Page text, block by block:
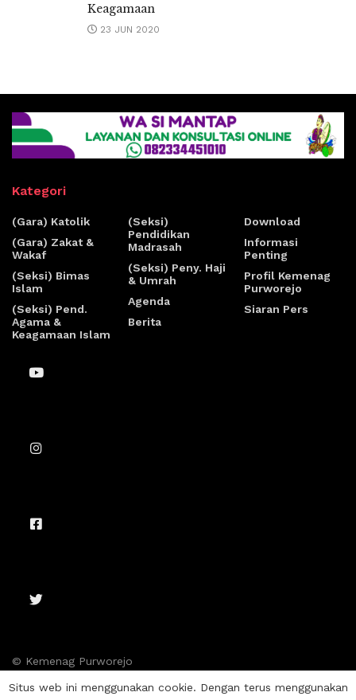
Keagamaan
23 JUN 2020
Kategori
(Gara) Katolik
(Gara) Zakat &
Wakaf
(Seksi) Bimas
Islam
(Seksi) Pend.
Agama &
Keagamaan Islam
(Seksi)
Pendidikan
Madrasah
(Seksi) Peny. Haji
& Umrah
Agenda
Berita
Download
Informasi
Penting
Profil Kemenag
Purworejo
Siaran Pers
© Kemenag Purworejo
Situs web ini menggunakan cookie. Dengan terus menggunakan